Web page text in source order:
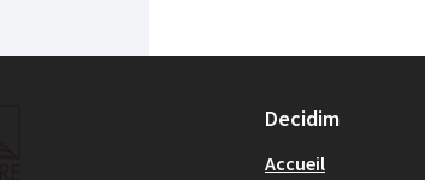
Decidim
Accueil